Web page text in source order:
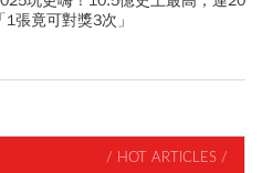
張竟可對獎3次」
/ HOT ARTICLES /